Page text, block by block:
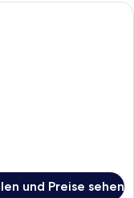
mit einem großen
und Preise sehen